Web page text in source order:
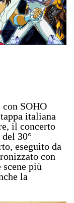
SOHO
italiana
il concerto
30°
eseguito da
con
più
la